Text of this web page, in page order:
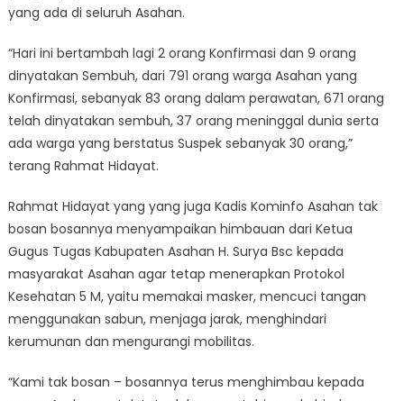
yang ada di seluruh Asahan.
“Hari ini bertambah lagi 2 orang Konfirmasi dan 9 orang
dinyatakan Sembuh, dari 791 orang warga Asahan yang
Konfirmasi, sebanyak 83 orang dalam perawatan, 671 orang
telah dinyatakan sembuh, 37 orang meninggal dunia serta
ada warga yang berstatus Suspek sebanyak 30 orang,”
terang Rahmat Hidayat.
Rahmat Hidayat yang yang juga Kadis Kominfo Asahan tak
bosan bosannya menyampaikan himbauan dari Ketua
Gugus Tugas Kabupaten Asahan H. Surya Bsc kepada
masyarakat Asahan agar tetap menerapkan Protokol
Kesehatan 5 M, yaitu memakai masker, mencuci tangan
menggunakan sabun, menjaga jarak, menghindari
kerumunan dan mengurangi mobilitas.
“Kami tak bosan – bosannya terus menghimbau kepada